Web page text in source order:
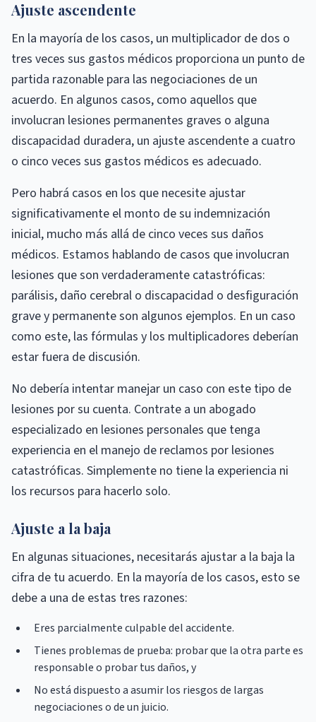
Ajuste ascendente
En la mayoría de los casos, un multiplicador de dos o
tres veces sus gastos médicos proporciona un punto de
partida razonable para las negociaciones de un
acuerdo. En algunos casos, como aquellos que
involucran lesiones permanentes graves o alguna
discapacidad duradera, un ajuste ascendente a cuatro
o cinco veces sus gastos médicos es adecuado.
Pero habrá casos en los que necesite ajustar
significativamente el monto de su indemnización
inicial, mucho más allá de cinco veces sus daños
médicos. Estamos hablando de casos que involucran
lesiones que son verdaderamente catastróficas:
parálisis, daño cerebral o discapacidad o desfiguración
grave y permanente son algunos ejemplos. En un caso
como este, las fórmulas y los multiplicadores deberían
estar fuera de discusión.
No debería intentar manejar un caso con este tipo de
lesiones por su cuenta. Contrate a un abogado
especializado en lesiones personales que tenga
experiencia en el manejo de reclamos por lesiones
catastróficas. Simplemente no tiene la experiencia ni
los recursos para hacerlo solo.
Ajuste a la baja
En algunas situaciones, necesitarás ajustar a la baja la
cifra de tu acuerdo. En la mayoría de los casos, esto se
debe a una de estas tres razones:
Eres parcialmente culpable del accidente.
Tienes problemas de prueba: probar que la otra parte es
responsable o probar tus daños, y
No está dispuesto a asumir los riesgos de largas
negociaciones o de un juicio.